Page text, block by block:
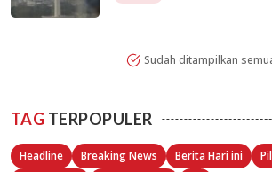
Sudah ditampilkan
TAG TERPOPULER
Headline Breaking News Berita Hari ini